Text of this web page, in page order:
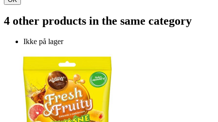
4 other products in the same category
Ikke på lager